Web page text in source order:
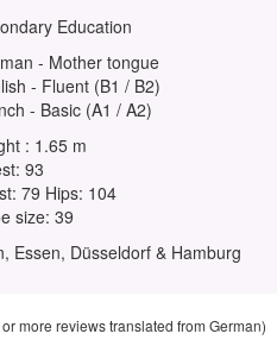
Education
- Mother tongue
- Fluent (B1 / B2)
- Basic (A1 / A2)
: 1.65 m
93
79 Hips: 104
size: 39
Essen, Düsseldorf & Hamburg
more reviews translated from German)